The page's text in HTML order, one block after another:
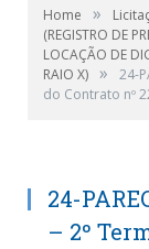
Home »
(REGISTRO DE
LOCAÇÃO DE
RAIO X) »
24-
do Contrato nº
24-
– 2º